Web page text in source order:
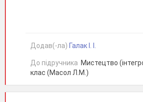
Додав(-ла) Галак І. І.
До підручника Мистецтво
клас (Масол Л.М.)